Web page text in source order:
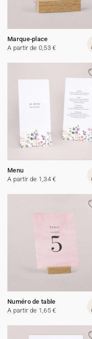
Marque-place
A partir de 0,53 €
Menu
A partir de 1,34 €
Numéro de table
A partir de 1,65 €